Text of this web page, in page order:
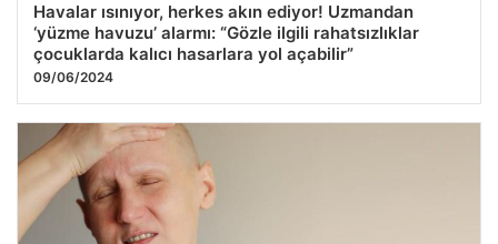
Havalar ısınıyor, herkes akın ediyor! Uzmandan
‘yüzme havuzu’ alarmı: “Gözle ilgili rahatsızlıklar
çocuklarda kalıcı hasarlara yol açabilir”
09/06/2024